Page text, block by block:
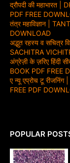
द्रौपदी की महाभारत
PDF FREE
तंत्र महाविज्ञान |
DOWNLOAD
अद्भुत रहस्य व सचित्र
SACHITRA
अंग्रेज़ी के ज़रिए हिंदी
BOOK PDF FREE
ए न्यू एप्रोच टू
FREE PDF
POPULAR